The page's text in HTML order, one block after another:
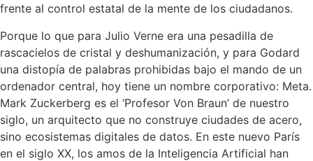
frente al control estatal de la mente de los ciudadanos.
Porque lo que para Julio Verne era una pesadilla de
rascacielos de cristal y deshumanización, y para Godard
una distopía de palabras prohibidas bajo el mando de un
ordenador central, hoy tiene un nombre corporativo: Meta.
Mark Zuckerberg es el ‘Profesor Von Braun’ de nuestro
siglo, un arquitecto que no construye ciudades de acero,
sino ecosistemas digitales de datos. En este nuevo París
en el siglo XX, los amos de la Inteligencia Artificial han